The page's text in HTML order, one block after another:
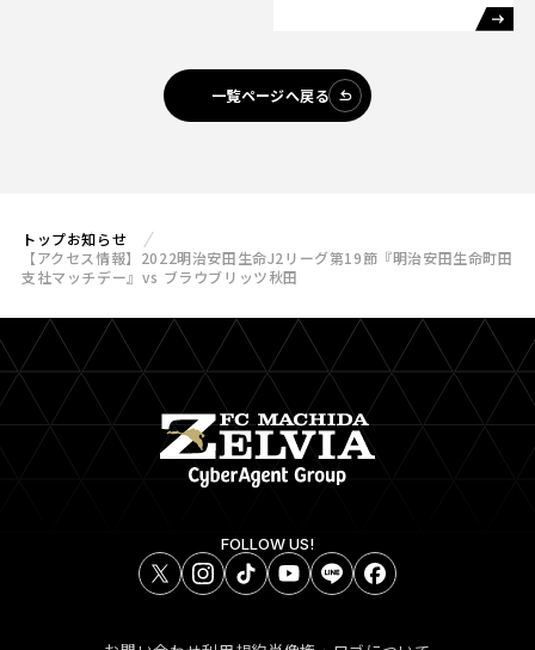
一覧ページへ戻る
トップお知らせ
【アクセス情報】2022明治安田生命J2リーグ第19節『明治安田生命町田
支社マッチデー』vs ブラウブリッツ秋田
FOLLOW US!